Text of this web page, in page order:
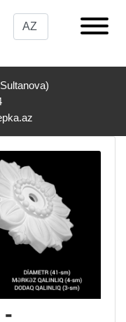
-